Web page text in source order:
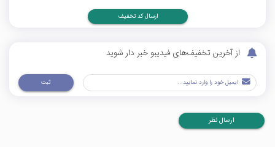
ارسال کد تخفیف
از آخرین تخفیف‌های فیدیبو خبر دار شوید
ثبت
ارسال نظر